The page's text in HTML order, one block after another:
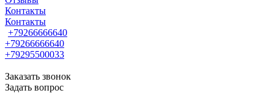
Контакты
Контакты
+79266666640
+79266666640
+79295500033
Заказать звонок
Задать вопрос